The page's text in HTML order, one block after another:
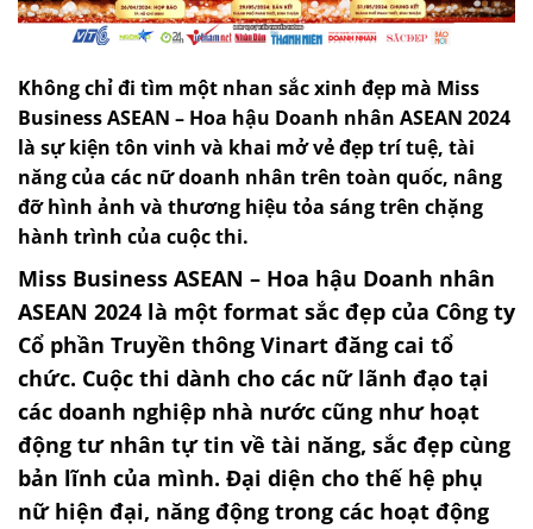
Không chỉ đi tìm một nhan sắc xinh đẹp mà Miss
Business ASEAN – Hoa hậu Doanh nhân ASEAN 2024
là sự kiện tôn vinh và khai mở vẻ đẹp trí tuệ, tài
năng của các nữ doanh nhân trên toàn quốc, nâng
đỡ hình ảnh và thương hiệu tỏa sáng trên chặng
hành trình của cuộc thi.
Miss Business ASEAN – Hoa hậu Doanh nhân
ASEAN 2024 là một format sắc đẹp của Công ty
Cổ phần Truyền thông Vinart đăng cai tổ
chức. Cuộc thi dành cho các nữ lãnh đạo tại
các doanh nghiệp nhà nước cũng như hoạt
động tư nhân tự tin về tài năng, sắc đẹp cùng
bản lĩnh của mình. Đại diện cho thế hệ phụ
nữ hiện đại, năng động trong các hoạt động